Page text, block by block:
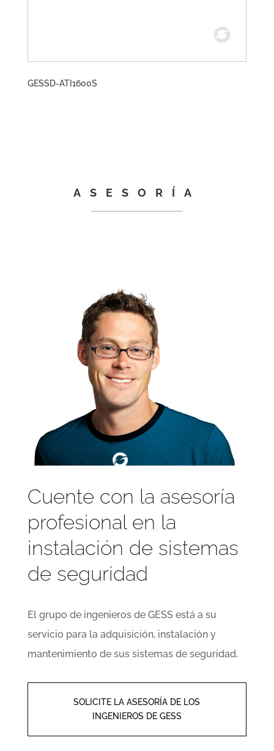
GESSD-ATI1600S
ASESORÍA
Cuente con la asesoría
profesional en la
instalación de sistemas
de seguridad
El grupo de ingenieros de GESS está a su
servicio para la adquisición, instalación y
mantenimiento de sus sistemas de seguridad.
SOLICITE LA ASESORÍA DE LOS
INGENIEROS DE GESS